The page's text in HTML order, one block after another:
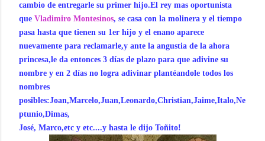
cambio de entregarle su primer hijo.El rey mas oportunista
que Vladimiro Montesinos, se casa con la molinera y el tiempo
pasa hasta que tienen su 1er hijo y el enano aparece
nuevamente para reclamarle,y ante la angustia de la ahora
princesa,le da entonces 3 días de plazo para que adivine su
nombre y en 2 días no logra adivinar plantéandole todos los
nombres
posibles:Joan,Marcelo,Juan,Leonardo,Christian,Jaime,Italo,Ne
ptunio,Dimas,
José, Marco,etc y etc....y hasta le dijo Toñito!